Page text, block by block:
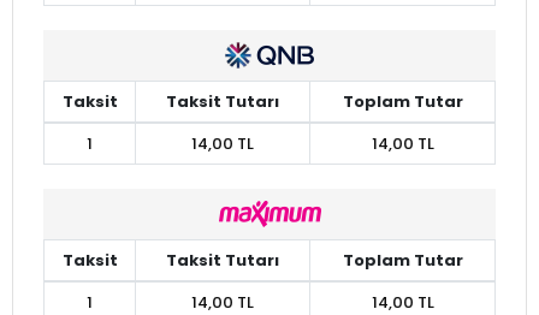
Taksit Taksit Tutarı
Toplam Tutar
1
14,00 TL 14,00 TL
Taksit Taksit Tutarı
Toplam Tutar
1
14,00 TL 14,00 TL